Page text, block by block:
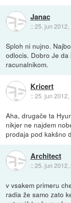
Janac
::25. jun 2012,
Sploh ni nujno.
odlocis. Dobro Je da
racunalnikom.
Kricert
::25. jun 2012,
Aha, drugače ta
nikjer ne najdem
prodaja pod kakšno
Architect
::25. jun 2012,
v vsakem primeru
radia že samo zato